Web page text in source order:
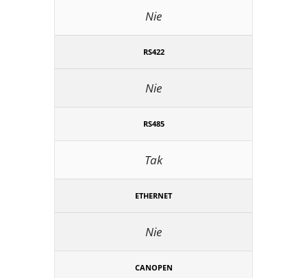
Nie
RS422
Nie
RS485
Tak
ETHERNET
Nie
CANOPEN